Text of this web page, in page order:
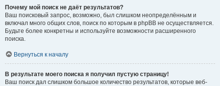
Почему мой поиск не даёт результатов?
Ваш поисковый запрос, возможно, был слишком неопределённым и
включал много общих слов, поиск по которым в phpBB не осуществляется.
Будьте более конкретны и используйте возможности расширенного
поиска.
Вернуться к началу
В результате моего поиска я получил пустую страницу!
Ваш поиск дал слишком большое количество результатов, которые веб-